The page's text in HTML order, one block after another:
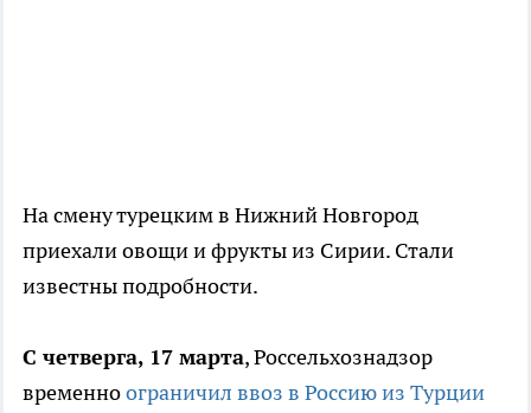
На смену турецким в Нижний Новгород
приехали овощи и фрукты из Сирии. Стали
известны подробности.
С четверга, 17 марта, Россельхознадзор
временноограничил ввоз в Россию из Турции